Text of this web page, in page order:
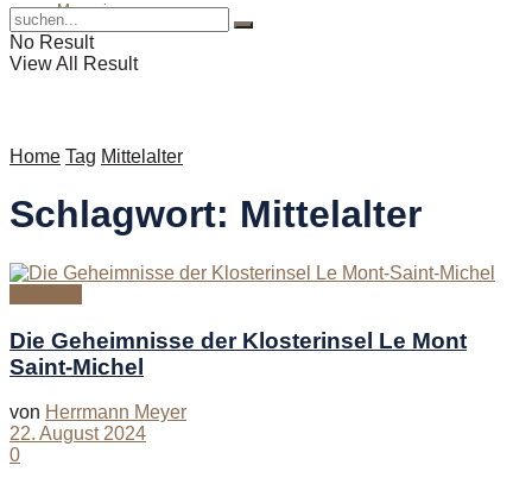
Magazin
No Result
View All Result
Home Tag Mittelalter
Schlagwort: Mittelalter
Die Geheimnisse der Klosterinsel Le Mont
Saint-Michel
von Herrmann Meyer
22. August 2024
0